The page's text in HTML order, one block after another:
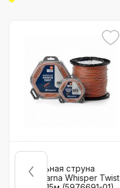
Косильная струна
Husqvarna Whisper Twist